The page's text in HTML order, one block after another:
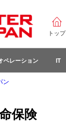
トップ
ペレーション IT
ン
保険